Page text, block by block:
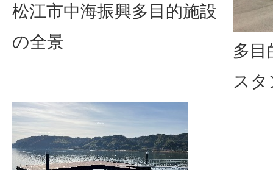
松江市中海振興多目的施設
の全景
多目
ス